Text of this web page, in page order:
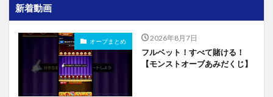
新着動画
オーブまとめ 2026年8月7日
フルベット！すべて賭ける！
【モンストオーブあみだくじ】